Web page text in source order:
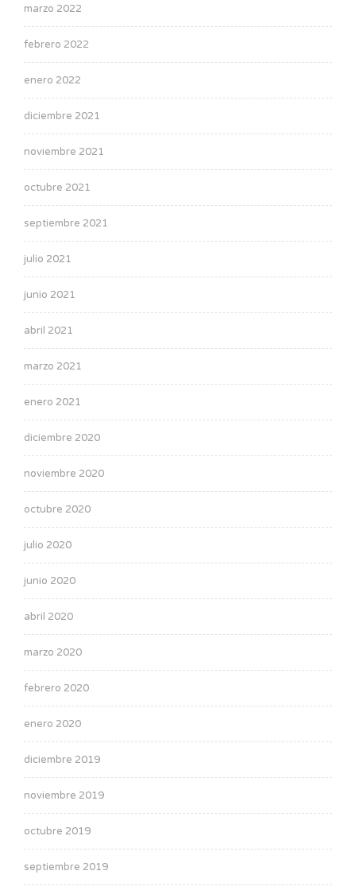
marzo 2022
febrero 2022
enero 2022
diciembre 2021
noviembre 2021
octubre 2021
septiembre 2021
julio 2021
junio 2021
abril 2021
marzo 2021
enero 2021
diciembre 2020
noviembre 2020
octubre 2020
julio 2020
junio 2020
abril 2020
marzo 2020
febrero 2020
enero 2020
diciembre 2019
noviembre 2019
octubre 2019
septiembre 2019